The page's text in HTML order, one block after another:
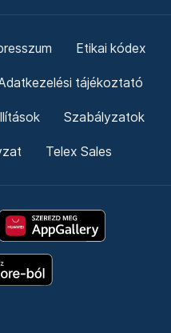
Etikai kódex
tájékoztató
Szabályzatok
Telex Sales